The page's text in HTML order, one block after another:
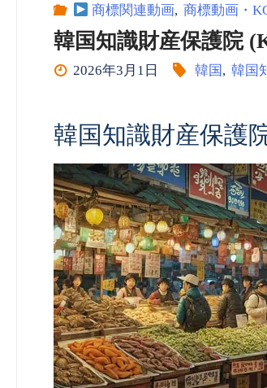
商標関連動画, 商標動画・
韓国知識財産保護院
2026年3月1日 韓国 , 韓国
韓国知識財産保護